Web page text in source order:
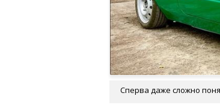
Сперва даже сложно